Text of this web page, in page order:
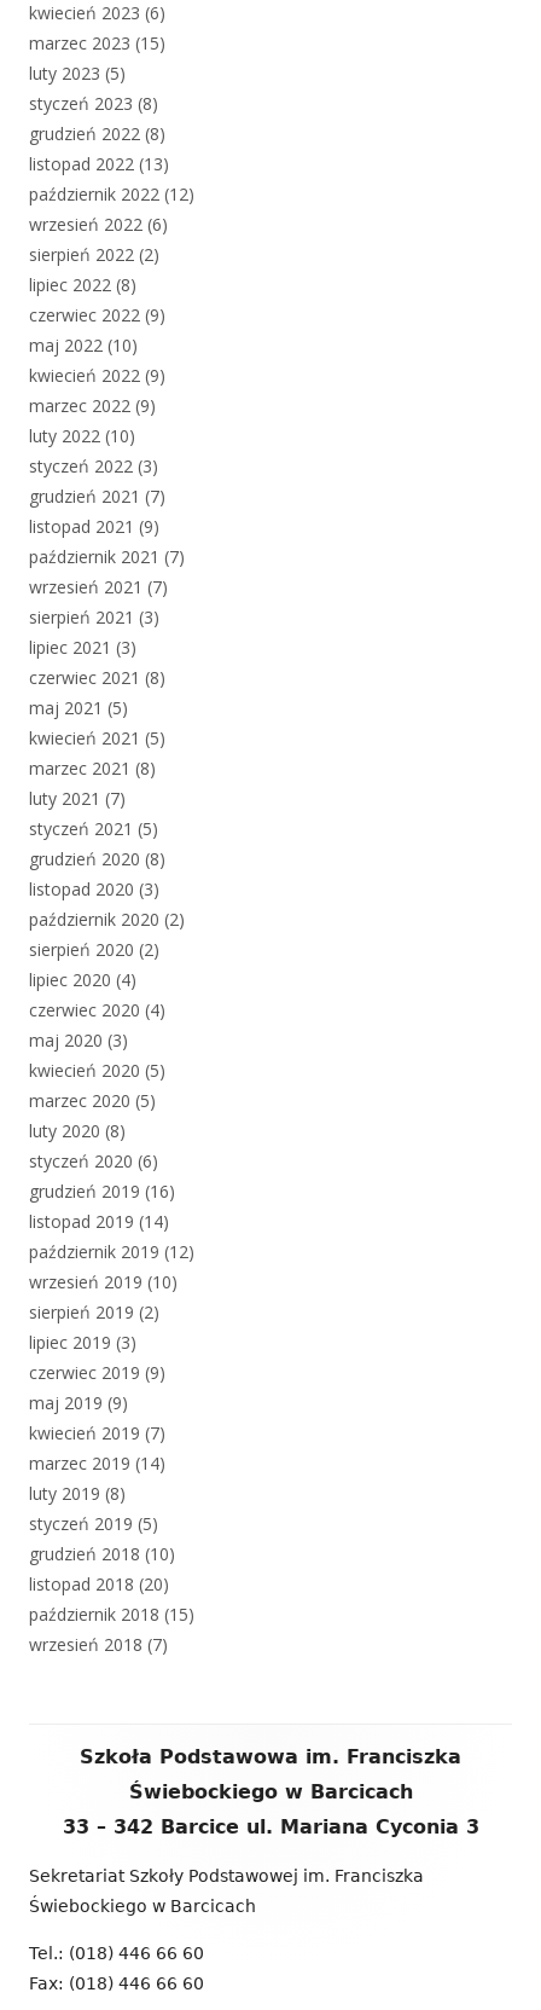
kwiecień 2023 (6)
marzec 2023 (15)
luty 2023 (5)
styczeń 2023 (8)
grudzień 2022 (8)
listopad 2022 (13)
październik 2022 (12)
wrzesień 2022 (6)
sierpień 2022 (2)
lipiec 2022 (8)
czerwiec 2022 (9)
maj 2022 (10)
kwiecień 2022 (9)
marzec 2022 (9)
luty 2022 (10)
styczeń 2022 (3)
grudzień 2021 (7)
listopad 2021 (9)
październik 2021 (7)
wrzesień 2021 (7)
sierpień 2021 (3)
lipiec 2021 (3)
czerwiec 2021 (8)
maj 2021 (5)
kwiecień 2021 (5)
marzec 2021 (8)
luty 2021 (7)
styczeń 2021 (5)
grudzień 2020 (8)
listopad 2020 (3)
październik 2020 (2)
sierpień 2020 (2)
lipiec 2020 (4)
czerwiec 2020 (4)
maj 2020 (3)
kwiecień 2020 (5)
marzec 2020 (5)
luty 2020 (8)
styczeń 2020 (6)
grudzień 2019 (16)
listopad 2019 (14)
październik 2019 (12)
wrzesień 2019 (10)
sierpień 2019 (2)
lipiec 2019 (3)
czerwiec 2019 (9)
maj 2019 (9)
kwiecień 2019 (7)
marzec 2019 (14)
luty 2019 (8)
styczeń 2019 (5)
grudzień 2018 (10)
listopad 2018 (20)
październik 2018 (15)
wrzesień 2018 (7)
Zawartość
Szkoła Podstawowa im. Franciszka
Świebockiego w Barcicach
33 – 342 Barcice ul. Mariana Cyconia 3
Sekretariat Szkoły Podstawowej im. Franciszka
Świebockiego w Barcicach
Tel.: (018) 446 66 60
Fax: (018) 446 66 60